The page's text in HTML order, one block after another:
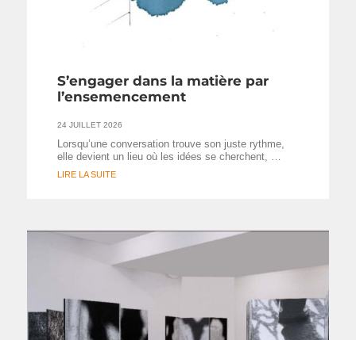
S’engager dans la matière par
l’ensemencement
24 JUILLET 2026
Lorsqu’une conversation trouve son juste rythme,
elle devient un lieu où les idées se cherchent, …
LIRE LA SUITE